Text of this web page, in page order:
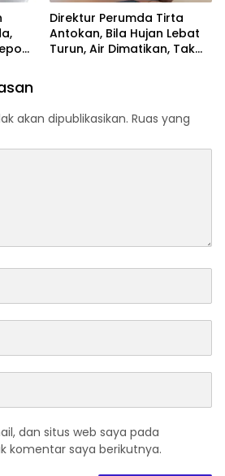
Direktur Perumda Tirta
Antokan, Bila Hujan Lebat
Turun, Air Dimatikan, Tak
akan dipublikasikan. Ruas yang
dan situs web saya pada
komentar saya berikutnya.